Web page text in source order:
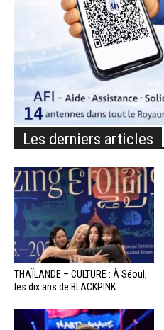
Les derniers articles
THAÏLANDE – CULTURE : À Séoul,
les dix ans de BLACKPINK...